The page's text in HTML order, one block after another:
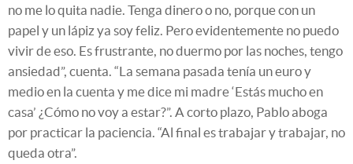
no me lo quita nadie. Tenga dinero o no, porque con un
papel y un lápiz ya soy feliz. Pero evidentemente no puedo
vivir de eso. Es frustrante, no duermo por las noches, tengo
ansiedad”, cuenta. “La semana pasada tenía un euro y
medio en la cuenta y me dice mi madre ‘Estás mucho en
casa’ ¿Cómo no voy a estar?”. A corto plazo, Pablo aboga
por practicar la paciencia. “Al final es trabajar y trabajar, no
queda otra”.